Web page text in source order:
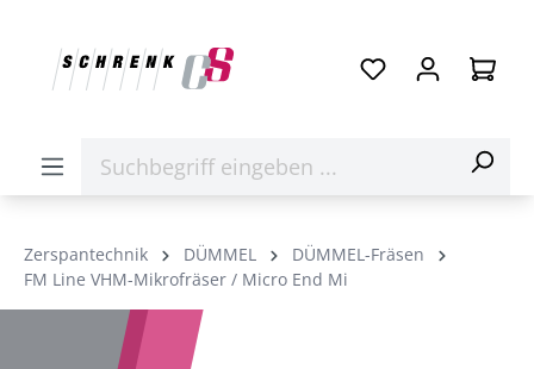
Zerspantechnik DÜMMEL
DÜMMEL-Fräsen
FM Line VHM-Mikrofräser / Micro End Mi